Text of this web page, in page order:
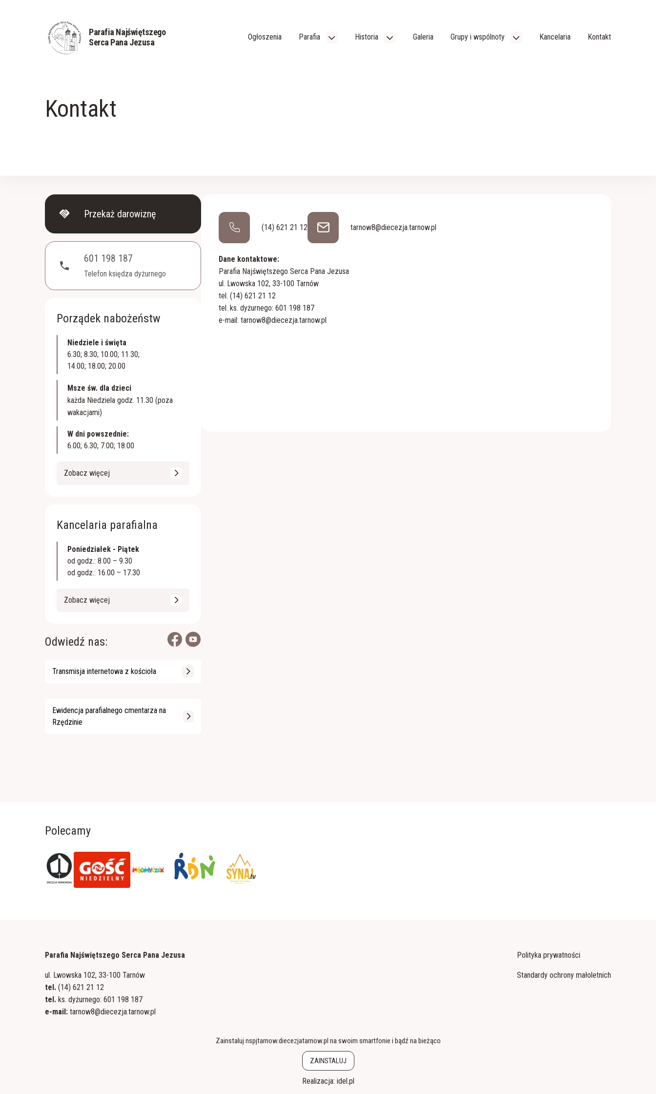
Parafia Najświętszego
Serca Pana Jezusa
Ogłoszenia Parafia Historia Galeria Grupy i wspólnoty Kancelaria Kontakt
Kontakt
handshake Przekaż darowiznę
phone
601 198 187
Telefon księdza dyżurnego
Porządek nabożeństw
Niedziele i święta
6.30; 8.30; 10.00; 11.30;
14.00; 18.00; 20.00
Msze św. dla dzieci
każda Niedziela godz. 11.30 (poza
wakacjami)
W dni powszednie:
6.00; 6.30; 7.00; 18.00
Zobacz więcej
Kancelaria parafialna
Poniedziałek - Piątek
od godz.: 8.00 – 9.30
od godz.: 16.00 – 17.30
Zobacz więcej
Odwiedź nas:
Transmisja internetowa z kościoła
Ewidencja parafialnego cmentarza na
Rzędzinie
(14) 621 21 12 tarnow8@diecezja.tarnow.pl
Dane kontaktowe:
Parafia Najświętszego Serca Pana Jezusa
ul. Lwowska 102, 33-100 Tarnów
tel. (14) 621 21 12
tel. ks. dyżurnego: 601 198 187
e-mail: tarnow8@diecezja.tarnow.pl
Polecamy
Parafia Najświętszego Serca Pana Jezusa
ul. Lwowska 102, 33-100 Tarnów
tel. (14) 621 21 12
tel. ks. dyżurnego: 601 198 187
e-mail: tarnow8@diecezja.tarnow.pl
Polityka prywatności
Standardy ochrony małoletnich
Zainstaluj nspjtarnow.diecezjatarnow.pl na swoim smartfonie i bądź na bieżąco
ZAINSTALUJ
Realizacja: idel.pl